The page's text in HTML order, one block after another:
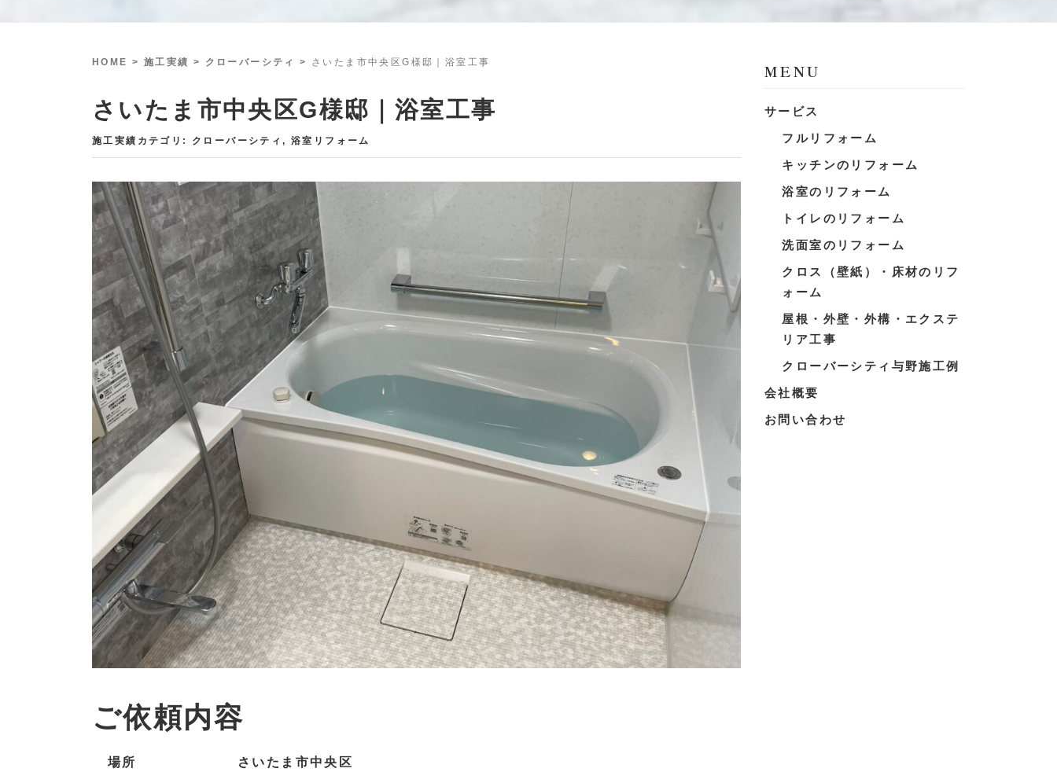
HOME > 施工実績 > クローバーシティ > さいたま市中央区G様邸｜浴室工事
さいたま市中央区G様邸｜浴室工事
施工実績カテゴリ: クローバーシティ,浴室リフォーム
ご依頼内容
場所 さいたま市中央区
MENU
サービス
フルリフォーム
キッチンのリフォーム
浴室のリフォーム
トイレのリフォーム
洗面室のリフォーム
クロス（壁紙）・床材のリフ
ォーム
屋根・外壁・外構・エクステ
リア工事
クローバーシティ与野施工例
会社概要
お問い合わせ